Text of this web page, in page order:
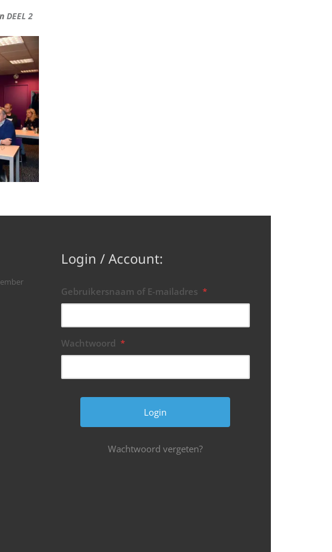
DEEL 2
Login / Account:
Gebruikersnaam of E-mailadres *
Wachtwoord *
Wachtwoord vergeten?